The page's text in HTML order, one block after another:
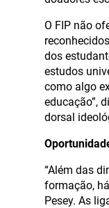
O FIP não
dos
estudos
como algo
educação”,
dorsal
“Além das
formação,
Pesey. As